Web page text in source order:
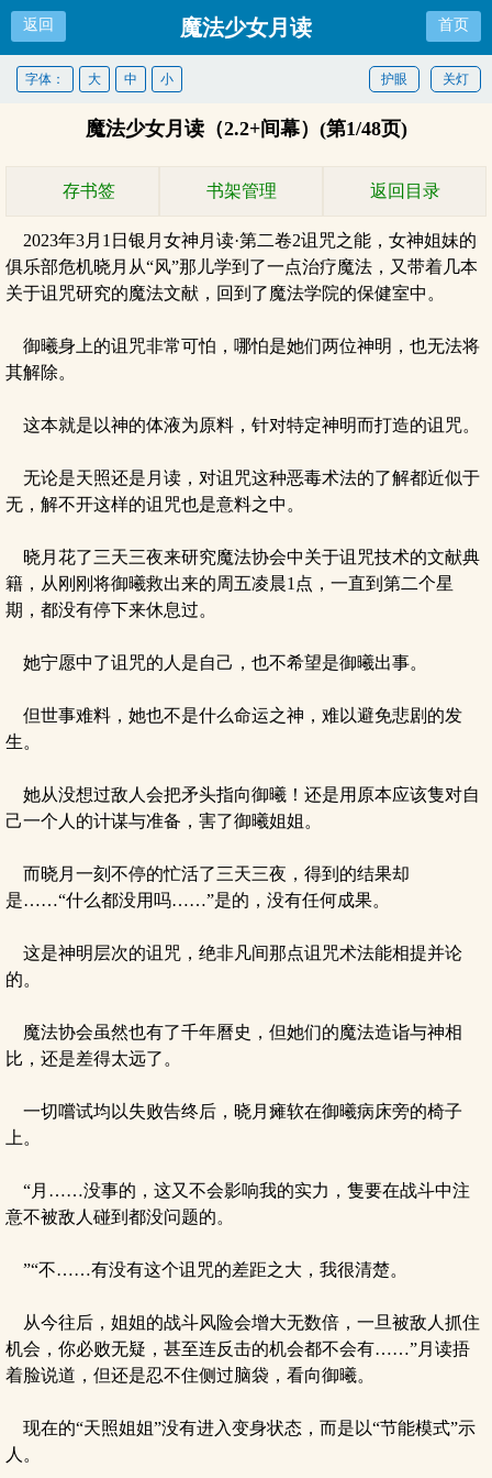
返回 魔法少女月读 首页
关灯
护眼
字体： 大 中 小
魔法少女月读（2.2+间幕）(第1/48页)
存书签 书架管理 返回目录
2023年3月1日银月女神月读·第二卷2诅咒之能，女神姐妹的
俱乐部危机晓月从“风”那儿学到了一点治疗魔法，又带着几本
关于诅咒研究的魔法文献，回到了魔法学院的保健室中。
御曦身上的诅咒非常可怕，哪怕是她们两位神明，也无法将
其解除。
这本就是以神的体液为原料，针对特定神明而打造的诅咒。
无论是天照还是月读，对诅咒这种恶毒术法的了解都近似于
无，解不开这样的诅咒也是意料之中。
晓月花了三天三夜来研究魔法协会中关于诅咒技术的文献典
籍，从刚刚将御曦救出来的周五凌晨1点，一直到第二个星
期，都没有停下来休息过。
她宁愿中了诅咒的人是自己，也不希望是御曦出事。
但世事难料，她也不是什么命运之神，难以避免悲剧的发
生。
她从没想过敌人会把矛头指向御曦！还是用原本应该隻对自
己一个人的计谋与准备，害了御曦姐姐。
而晓月一刻不停的忙活了三天三夜，得到的结果却
是……“什么都没用吗……”是的，没有任何成果。
这是神明层次的诅咒，绝非凡间那点诅咒术法能相提并论
的。
魔法协会虽然也有了千年曆史，但她们的魔法造诣与神相
比，还是差得太远了。
一切嚐试均以失败告终后，晓月瘫软在御曦病床旁的椅子
上。
“月……没事的，这又不会影响我的实力，隻要在战斗中注
意不被敌人碰到都没问题的。
”“不……有没有这个诅咒的差距之大，我很清楚。
从今往后，姐姐的战斗风险会增大无数倍，一旦被敌人抓住
机会，你必败无疑，甚至连反击的机会都不会有……”月读捂
着脸说道，但还是忍不住侧过脑袋，看向御曦。
现在的“天照姐姐”没有进入变身状态，而是以“节能模式”示
人。